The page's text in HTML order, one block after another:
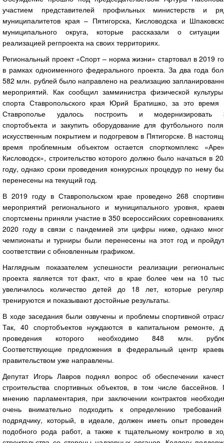
участием представителей профильных министерств и
муниципалитетов края – Пятигорска, Кисловодска и
муниципального округа, которые рассказали о
реализацией регпроекта на своих территориях.
Региональный проект «Спорт – норма жизни» стартовал в 2019
в рамках одноименного федерального проекта. За два года
582 млн. рублей было направлено на реализацию
мероприятий. Как сообщил замминистра физической
спорта Ставропольского края Юрий Братишко, за это время
Ставрополье удалось построить и модернизировать
спортобъекта и закупить оборудование для футбольного
искусственным покрытием и подогревом в Пятигорске. В
время проблемным объектом остается спорткомплекс
Кисловодск», строительство которого должно было начаться в
году, однако сроки проведения конкурсных процедур по нему
перенесены на текущий год.
В 2019 году в Ставропольском крае проведено 268
мероприятий регионального и муниципального уровня,
спортсмены приняли участие в 350 всероссийских
2020 году в связи с пандемией эти цифры ниже, однако
чемпионаты и турниры были перенесены на этот год и
соответствии с обновленным графиком.
Наглядным показателем успешности реализации
проекта является тот факт, что в крае более чем на 10
увеличилось количество детей до 18 лет, которые
тренируются и показывают достойные результаты.
В ходе заседания были озвучены и проблемы спортивной
Так, 40 спортобъектов нуждаются в капитальном ремонте,
проведения которого необходимо 848 млн.
Соответствующие предложения в федеральный центр
правительством уже направлены.
Депутат Игорь Лавров поднял вопрос об обеспечении
строительства спортивных объектов, в том числе бассейнов.
мнению парламентария, при заключении контрактов
очень внимательно подходить к определению
подрядчику, который, в идеале, должен иметь опыт
подобного рода работ, а также к тщательному контролю в